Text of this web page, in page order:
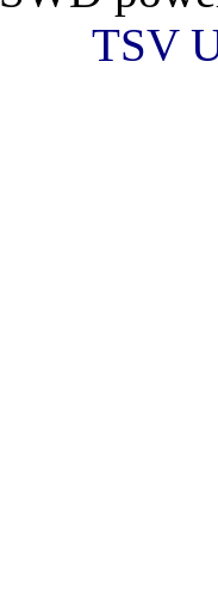
TSV